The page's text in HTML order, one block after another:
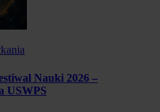
Nauki 2026 –
USWPS